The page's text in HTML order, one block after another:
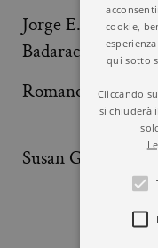
Jorge E. Garcia
Badaracco
Romano
Susan George
cookie,
qui sotto
Cliccando
si chiuderà